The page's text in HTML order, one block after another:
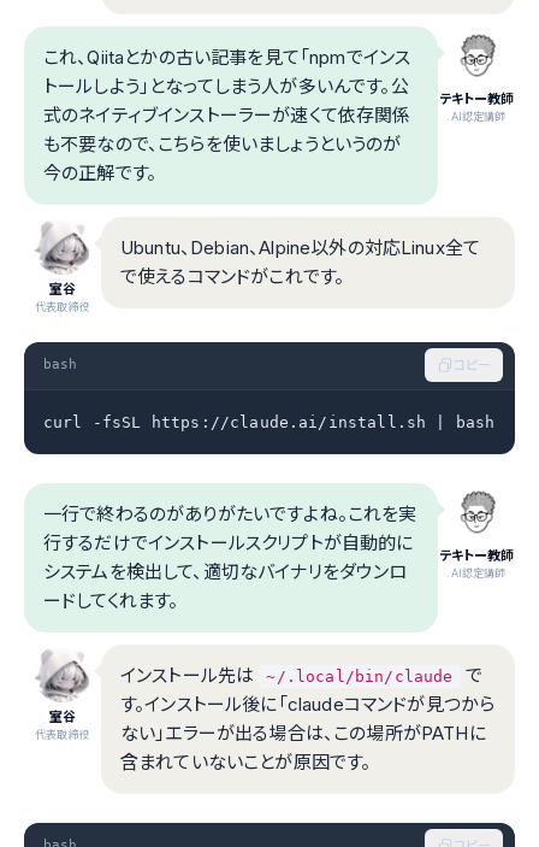
テキトー教師
.AI認定講師
これ、Qiitaとかの古い記事を見て「npmでインス
トールしよう」となってしまう人が多いんです。公
式のネイティブインストーラーが速くて依存関係
も不要なので、こちらを使いましょうというのが
今の正解です。
室谷
代表取締役
Ubuntu、Debian、Alpine以外の対応Linux全て
で使えるコマンドがこれです。
bash コピー
curl -fsSL https://claude.ai/install.sh | bash
テキトー教師
.AI認定講師
一行で終わるのがありがたいですよね。これを実
行するだけでインストールスクリプトが自動的に
システムを検出して、適切なバイナリをダウンロ
ードしてくれます。
室谷
代表取締役
インストール先は ~/.local/bin/claude
で
す。インストール後に「claudeコマンドが見つから
ない」エラーが出る場合は、この場所がPATHに
含まれていないことが原因です。